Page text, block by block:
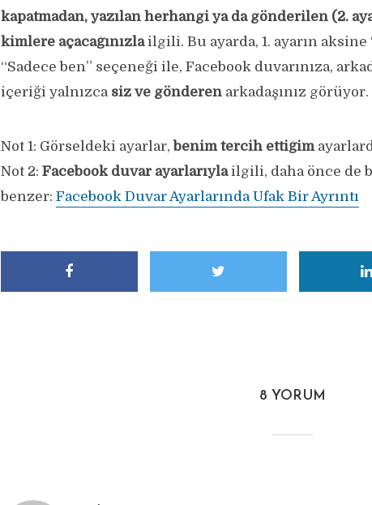
kapatmadan, yazılan herhangi ya da gönderilen (2.
kimlere açacağınızlailgili. Bu ayarda, 1. ayarın aksine
“Sadece ben” seçeneği ile, Facebook duvarınıza,
içeriği yalnızca siz ve gönderen arkadaşınız görüyor.
Not 1: Görseldeki ayarlar,benim tercih ettiğim
Not 2: Facebook duvar ayarlarıylailgili, daha önce de
benzer: Facebook Duvar Ayarlarında Ufak Bir Ayrıntı
8 YORUM